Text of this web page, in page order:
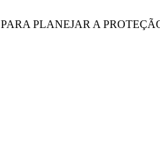
PLANEJAR A